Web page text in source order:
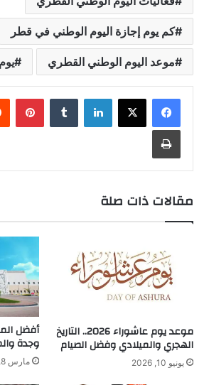
كم يوم إجازة اليوم الوطني في قطر
موعد اليوم الوطني القطري
لينكدإن
طباعة
مقالات ذات صلة
موعد يوم عاشوراء 2026.. التاريخ
الهجري والميلادي وفضل الصيام
يونيو 10, 2026
أفضل
وجدة
مارس 8, 2026